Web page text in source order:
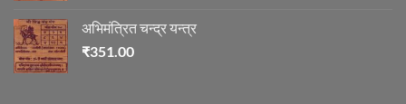
अभिमंत्रित चन्द्र यन्त्र
₹351.00